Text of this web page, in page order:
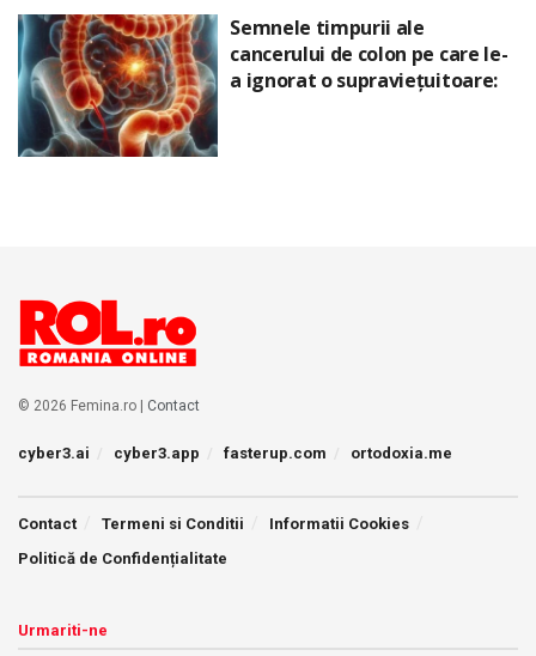
Semnele timpurii ale
cancerului de colon pe care le-
a ignorat o supraviețuitoare:
© 2026 Femina.ro | Contact
cyber3.ai cyber3.app fasterup.com ortodoxia.me
Contact Termeni si Conditii
Informatii Cookies
Politică de Confidențialitate
Urmariti-ne